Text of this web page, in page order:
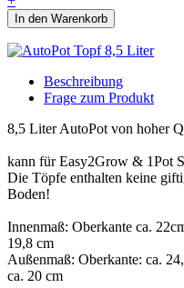
In den Warenkorb
Beschreibung
Frage zum Produkt
8,5 Liter AutoPot von hoher
kann für Easy2Grow & 1Pot
Die Töpfe enthalten keine
Boden!
Innenmaß: Oberkante ca.
19,8 cm
Außenmaß: Oberkante: ca.
ca. 20 cm